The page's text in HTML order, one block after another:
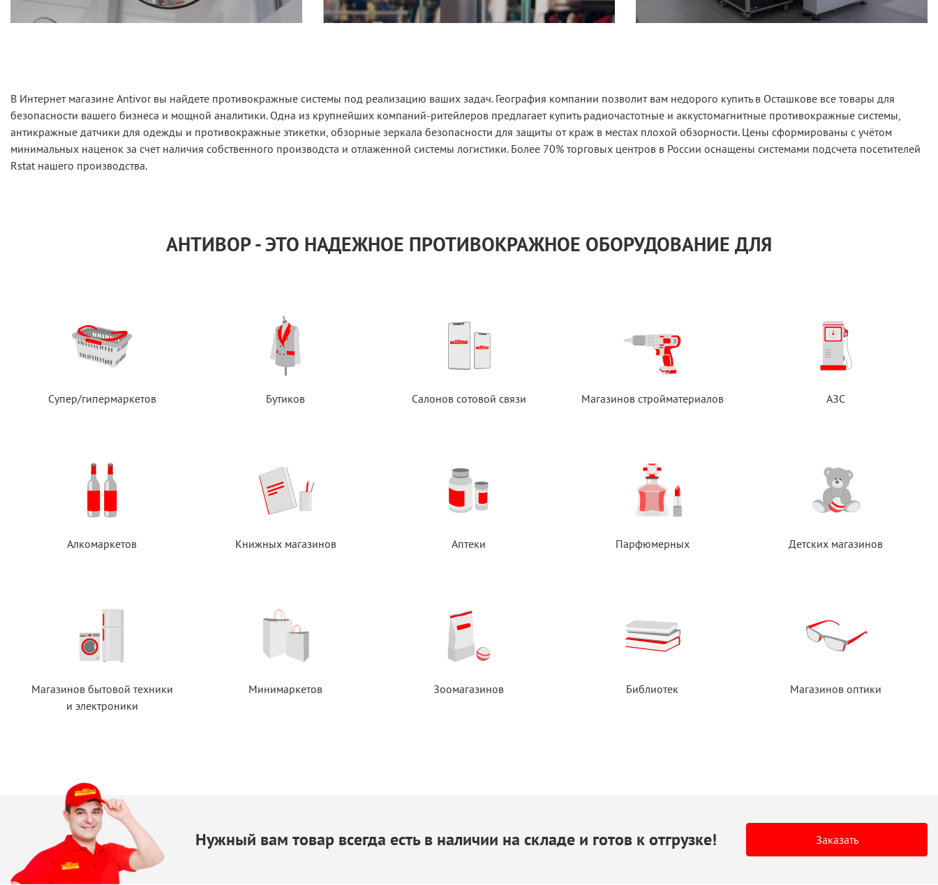
В Интернет магазине Antivor вы найдете противокражные системы под реализацию ваших задач. География компании позволит вам недорого купить в Осташкове все товары для
безопасности вашего бизнеса и мощной аналитики. Одна из крупнейших компаний-ритейлеров предлагает купить радиочастотные и аккустомагнитные противокражные системы,
антикражные датчики для одежды и противокражные этикетки, обзорные зеркала безопасности для защиты от краж в местах плохой обзорности. Цены сформированы с учётом
минимальных наценок за счет наличия собственного производста и отлаженной системы логистики. Более 70% торговых центров в России оснащены системами подсчета посетителей
Rstat нашего производства.
АНТИВОР - ЭТО НАДЕЖНОЕ ПРОТИВОКРАЖНОЕ ОБОРУДОВАНИЕ ДЛЯ
Супер/гипермаркетов Бутиков Салонов сотовой связи Магазинов стройматериалов АЗС
Алкомаркетов Книжных магазинов Аптеки Парфюмерных Детских магазинов
Магазинов бытовой техники
и электроники
Минимаркетов Зоомагазинов Библиотек Магазинов оптики
Нужный вам товар всегда естьв наличии на складе и готов к отгрузке! Заказать